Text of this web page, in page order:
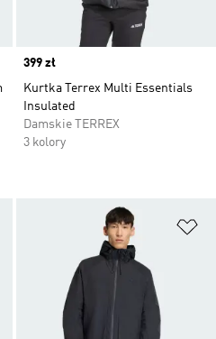
Price
399 zł
Kurtka Terrex Multi Essentials
Insulated
Damskie TERREX
3 kolory
Dodaj do listy życzeń